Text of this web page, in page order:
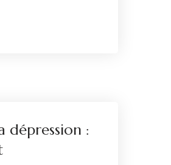
dépression :